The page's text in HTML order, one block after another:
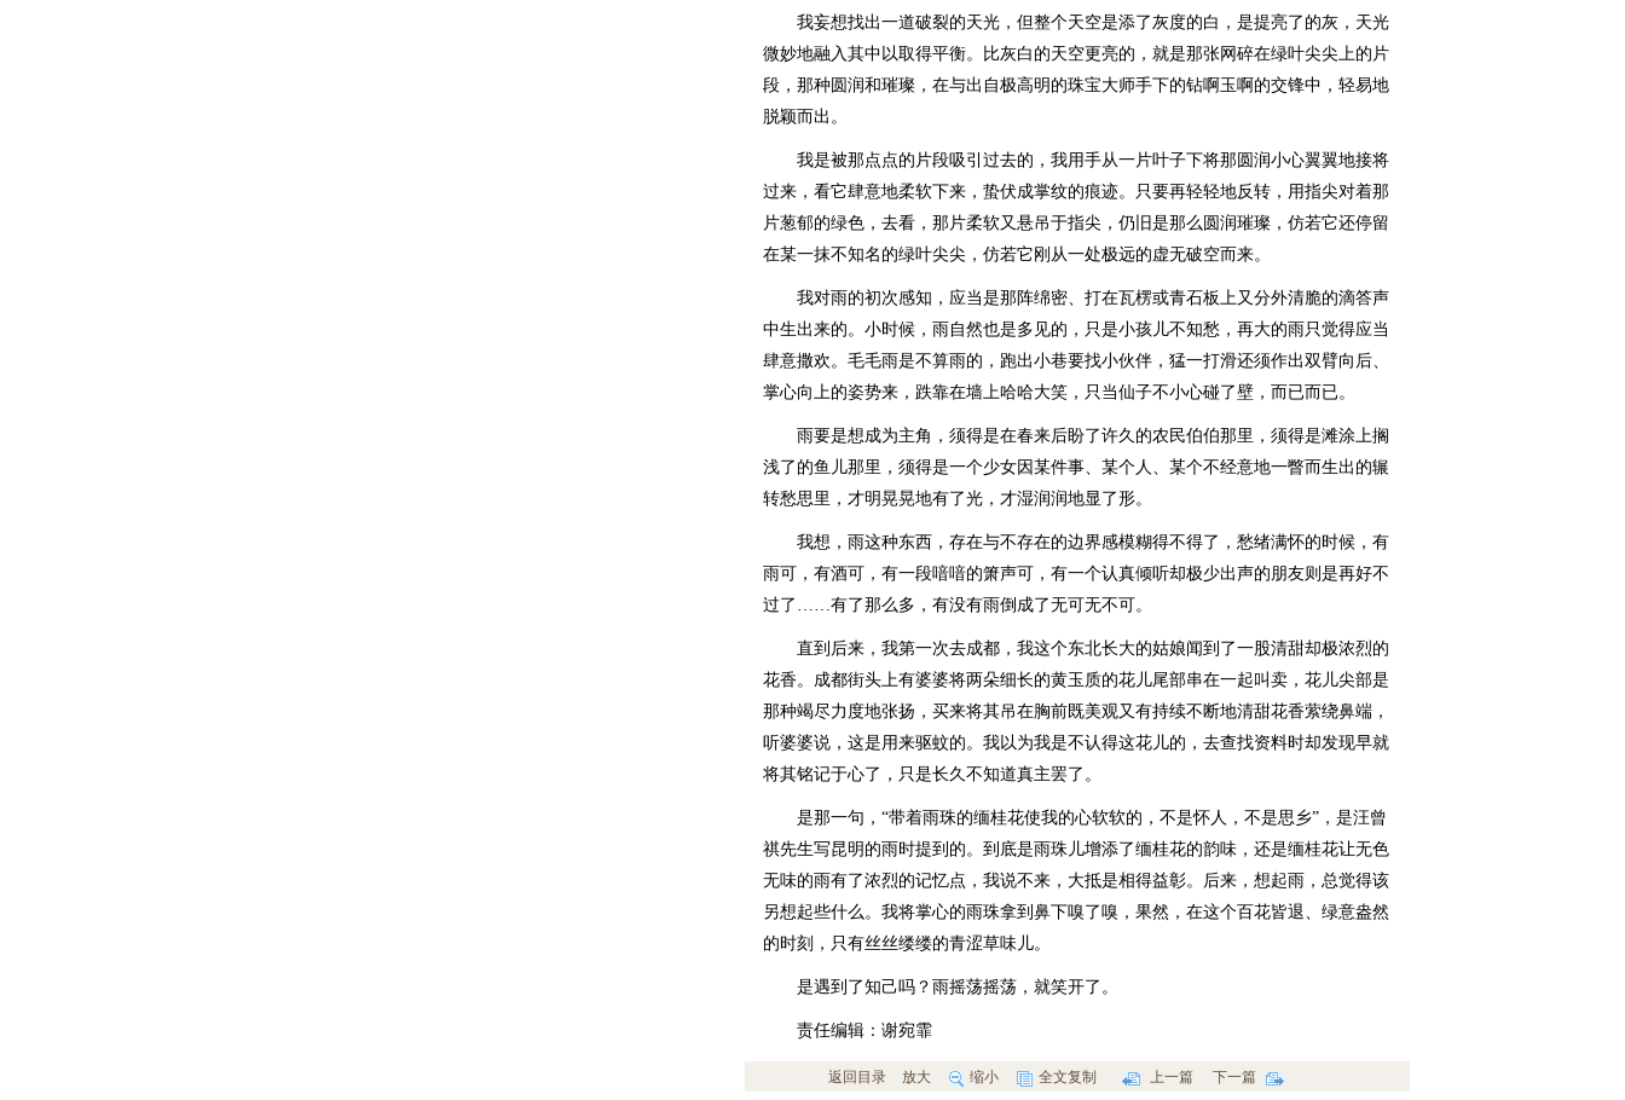
我妄想找出一道破裂的天光，但整个天空是添了灰度的白，是提亮了的灰，天光
微妙地融入其中以取得平衡。比灰白的天空更亮的，就是那张网碎在绿叶尖尖上的片
段，那种圆润和璀璨，在与出自极高明的珠宝大师手下的钻啊玉啊的交锋中，轻易地
脱颖而出。
我是被那点点的片段吸引过去的，我用手从一片叶子下将那圆润小心翼翼地接将
过来，看它肆意地柔软下来，蛰伏成掌纹的痕迹。只要再轻轻地反转，用指尖对着那
片葱郁的绿色，去看，那片柔软又悬吊于指尖，仍旧是那么圆润璀璨，仿若它还停留
在某一抹不知名的绿叶尖尖，仿若它刚从一处极远的虚无破空而来。
我对雨的初次感知，应当是那阵绵密、打在瓦楞或青石板上又分外清脆的滴答声
中生出来的。小时候，雨自然也是多见的，只是小孩儿不知愁，再大的雨只觉得应当
肆意撒欢。毛毛雨是不算雨的，跑出小巷要找小伙伴，猛一打滑还须作出双臂向后、
掌心向上的姿势来，跌靠在墙上哈哈大笑，只当仙子不小心碰了壁，而已而已。
雨要是想成为主角，须得是在春来后盼了许久的农民伯伯那里，须得是滩涂上搁
浅了的鱼儿那里，须得是一个少女因某件事、某个人、某个不经意地一瞥而生出的辗
转愁思里，才明晃晃地有了光，才湿润润地显了形。
我想，雨这种东西，存在与不存在的边界感模糊得不得了，愁绪满怀的时候，有
雨可，有酒可，有一段喑喑的箫声可，有一个认真倾听却极少出声的朋友则是再好不
过了……有了那么多，有没有雨倒成了无可无不可。
直到后来，我第一次去成都，我这个东北长大的姑娘闻到了一股清甜却极浓烈的
花香。成都街头上有婆婆将两朵细长的黄玉质的花儿尾部串在一起叫卖，花儿尖部是
那种竭尽力度地张扬，买来将其吊在胸前既美观又有持续不断地清甜花香萦绕鼻端，
听婆婆说，这是用来驱蚊的。我以为我是不认得这花儿的，去查找资料时却发现早就
将其铭记于心了，只是长久不知道真主罢了。
是那一句，“带着雨珠的缅桂花使我的心软软的，不是怀人，不是思乡”，是汪曾
祺先生写昆明的雨时提到的。到底是雨珠儿增添了缅桂花的韵味，还是缅桂花让无色
无味的雨有了浓烈的记忆点，我说不来，大抵是相得益彰。后来，想起雨，总觉得该
另想起些什么。我将掌心的雨珠拿到鼻下嗅了嗅，果然，在这个百花皆退、绿意盎然
的时刻，只有丝丝缕缕的青涩草味儿。
是遇到了知己吗？雨摇荡摇荡，就笑开了。
责任编辑：谢宛霏
返回目录 放大 缩小 全文复制 上一篇 下一篇